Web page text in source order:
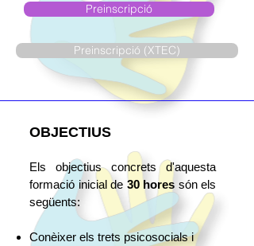
Preinscripció
Preinscripció (XTEC)
OBJECTIUS
Els objectius concrets d'aquesta
formació inicial de 30 hores són els
següents:​
Conèixer els trets psicosocials i